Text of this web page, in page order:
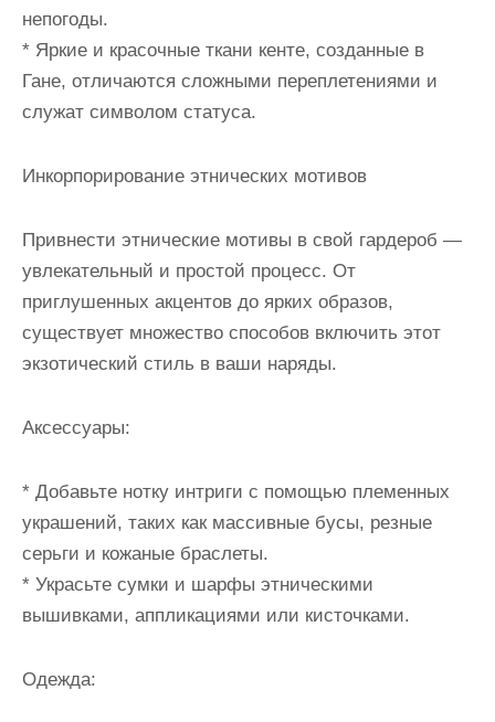
непогоды.
* Яркие и красочные ткани кенте, созданные в
Гане, отличаются сложными переплетениями и
служат символом статуса.
Инкорпорирование этнических мотивов
Привнести этнические мотивы в свой гардероб —
увлекательный и простой процесс. От
приглушенных акцентов до ярких образов,
существует множество способов включить этот
экзотический стиль в ваши наряды.
Аксессуары:
* Добавьте нотку интриги с помощью племенных
украшений, таких как массивные бусы, резные
серьги и кожаные браслеты.
* Украсьте сумки и шарфы этническими
вышивками, аппликациями или кисточками.
Одежда: